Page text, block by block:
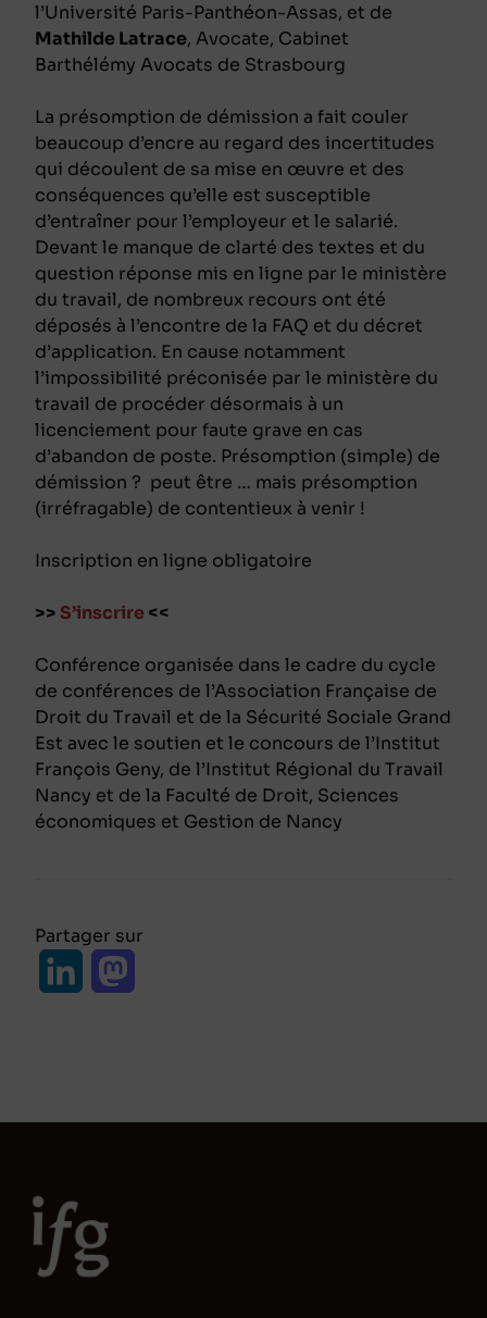
l’Université Paris-Panthéon-Assas, et de
Mathilde Latrace, Avocate, Cabinet
Barthélémy Avocats de Strasbourg
La présomption de démission a fait couler
beaucoup d’encre au regard des incertitudes
qui découlent de sa mise en œuvre et des
conséquences qu’elle est susceptible
d’entraîner pour l’employeur et le salarié.
Devant le manque de clarté des textes et du
question réponse mis en ligne par le ministère
du travail, de nombreux recours ont été
déposés à l’encontre de la FAQ et du décret
d’application. En cause notamment
l’impossibilité préconisée par le ministère du
travail de procéder désormais à un
licenciement pour faute grave en cas
d’abandon de poste. Présomption (simple) de
démission ? peut être … mais présomption
(irréfragable) de contentieux à venir !
Inscription en ligne obligatoire
>> S’inscrire<<
Conférence organisée dans le cadre du cycle
de conférences de l’Association Française de
Droit du Travail et de la Sécurité Sociale Grand
Est avec le soutien et le concours de l’Institut
François Geny, de l’Institut Régional du Travail
Nancy et de la Faculté de Droit, Sciences
économiques et Gestion de Nancy
Partager sur
I
n